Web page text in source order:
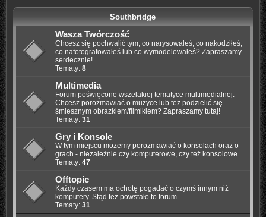
Southbridge
Wasza Twórczość
Chcesz się pochwalić tym, co narysowałeś, co nakodziłeś,
co nafotografowałeś lub co wymodelowałeś? Zapraszamy
serdecznie!
Tematy: 8
Multimedia
Forum poświęcone wszelakiej tematyce multimedialnej.
Chcesz porozmawiać o muzyce lub też podzielić się
śmiesznym obrazkiem/filmikiem? Zapraszamy tutaj!
Tematy: 31
Gry i Konsole
W tym miejscu możemy porozmawiać o konsolach oraz o
grach - niezależnie czy komputerowe, czy też konsolowe.
Tematy: 47
Offtopic
Każdy czasem ma ochotę pogadać o czymś innym niż
komputery. Stąd też powstało to forum.
Tematy: 31